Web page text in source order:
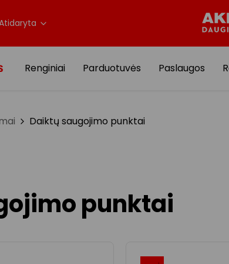
Renginiai Parduotuvės Paslaugos
Daiktų saugojimo punktai
punktai